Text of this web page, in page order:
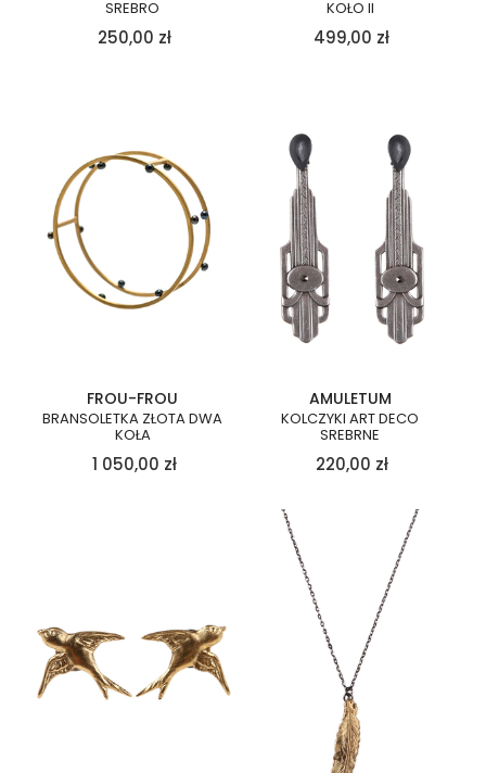
SREBRO
250,00 zł
KOŁO II
499,00 zł
FROU-FROU
BRANSOLETKA ZŁOTA DWA
KOŁA
1 050,00 zł
AMULETUM
KOLCZYKI ART DECO
SREBRNE
220,00 zł